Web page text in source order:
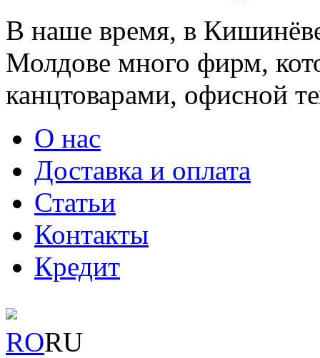
В наше время, в
Молдове много фирм,
канцтоварами, офисной
О нас
Доставка и оплата
Статьи
Контакты
Кредит
RORU